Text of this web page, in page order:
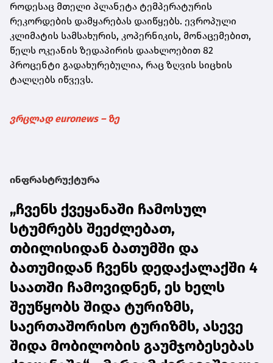
როდესაც მთელი პლანეტა ტემპერატურის
რეკორდების დამყარებას დაიწყებს. ევროპული
კლიმატის სამსახურის, კოპერნიკის, მონაცემებით,
წელს ოკეანის ზედაპირის დაახლოებით 82
პროცენტი გადახურებულია, რაც ზღვის სიცხის
ტალღებს იწვევს.
ვრცლად euronews – ზე
ინფრასტრუქტურა
„ჩვენს ქვეყანაში ჩამოსულ
სტუმრებს შეეძლებათ,
თბილისიდან ბათუმში და
ბათუმიდან ჩვენს დედაქალაქში 4
საათში ჩამოვიდნენ, ეს ხელს
შეუწყობს შიდა ტურიზმს,
საერთაშორისო ტურიზმს, ასევე
შიდა მობილობის გაუმჯობესებას